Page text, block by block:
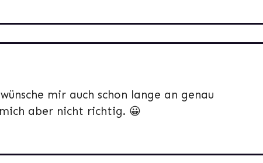
mir auch schon lange an genau
aber nicht richtig. 😀